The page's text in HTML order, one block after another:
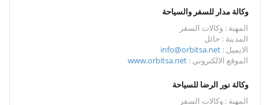
وكالة مدار للسفر والسياحة
المهنة : وكالات السفر
المدينة : حائل
الايميل : info@orbitsa.net
الموقع الالكتروني : www.orbitsa.net
وكالة نور الرضا للسياحة
المهنة : وكالات السفر